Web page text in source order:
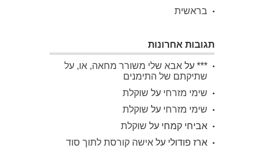
בראשית
תגובות אחרונות
*** על אבא שלי משורר מחאה, או, על
שתיקתם של התימנים
שימי מזרחי על שוקלת
שימי מזרחי על שוקלת
אביחי קמחי על שוקלת
ארז פודולי על אישה קורסת לתוך סוד